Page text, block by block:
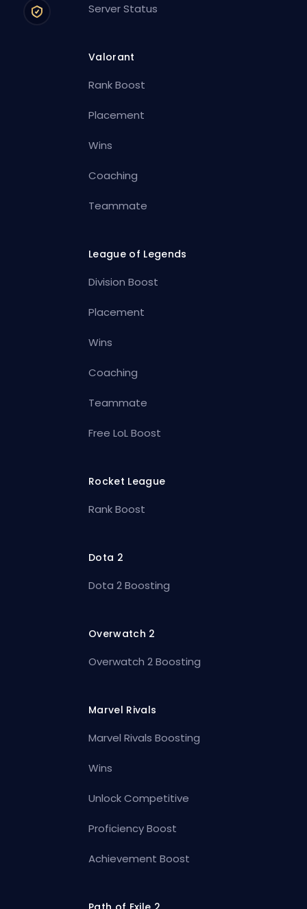
Server Status
Valorant
Rank Boost
Placement
Wins
Coaching
Teammate
League of Legends
Division Boost
Placement
Wins
Coaching
Teammate
Free LoL Boost
Rocket League
Rank Boost
Dota 2
Dota 2 Boosting
Overwatch 2
Overwatch 2 Boosting
Marvel Rivals
Marvel Rivals Boosting
Wins
Unlock Competitive
Proficiency Boost
Achievement Boost